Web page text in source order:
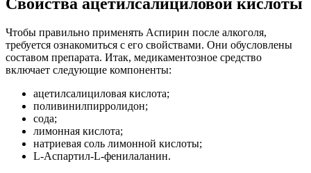
Чтобы правильно применять Аспирин после алкоголя,
требуется ознакомиться с его свойствами. Они обусловлены
составом препарата. Итак, медикаментозное средство
включает следующие компоненты:
ацетилсалициловая кислота;
поливинилпирролидон;
сода;
лимонная кислота;
натриевая соль лимонной кислоты;
L-Аспартил-L-фенилаланин.